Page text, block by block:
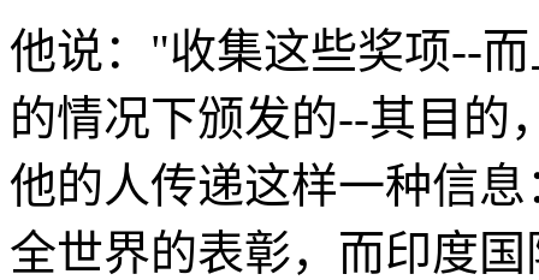
他说："收集这些奖项--
的情况下颁发的--其目的
他的人传递这样一种信
全世界的表彰，而印度